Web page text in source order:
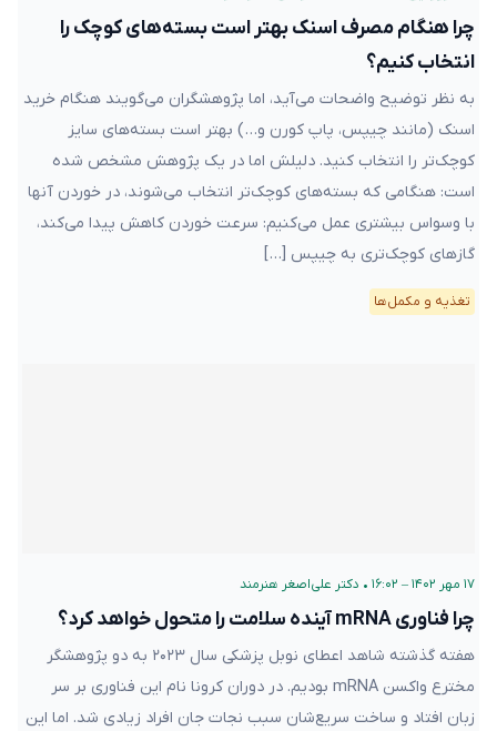
چرا هنگام مصرف اسنک بهتر است بسته‌های کوچک را
انتخاب کنیم؟
به نظر توضیح واضحات می‌آید، اما پژوهشگران می‌گویند هنگام خرید
اسنک (مانند چیپس، پاپ کورن و…) بهتر است بسته‌های سایز
کوچک‌تر را انتخاب کنید. دلیلش اما در یک پژوهش مشخص شده
است: هنگامی که بسته‌های کوچک‌تر انتخاب می‌شوند، در خوردن آنها
با وسواس بیشتری عمل می‌کنیم: سرعت خوردن کاهش پیدا می‌کند،
گازهای کوچک‌تری به چیپس […]
تغذیه و مکمل‌ها
۱۷ مهر ۱۴۰۲ – ۱۶:۰۲ • دکتر علی‌اصغر هنرمند
چرا فناوری mRNA آینده سلامت را متحول خواهد کرد؟
هفته گذشته شاهد اعطای نوبل پزشکی سال ۲۰۲۳ به دو پژوهشگر
مخترع واکسن mRNA بودیم. در دوران کرونا نام این فناوری بر سر
زبان‌ افتاد و ساخت سریع‌شان سبب نجات جان افراد زیادی شد. اما این